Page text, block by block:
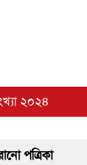
২০২৪
পত্রিকা